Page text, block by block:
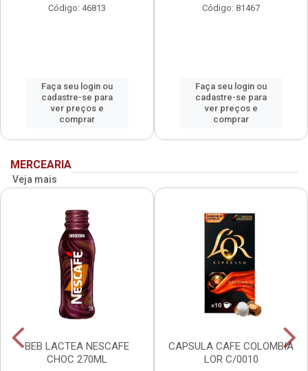
Código: 46813
Faça seu login ou
cadastre-se para
ver preços e
comprar
Código: 81467
Faça seu login ou
cadastre-se para
ver preços e
comprar
MERCEARIA
Veja mais
BEB LACTEA NESCAFE
CHOC 270ML
CAPSULA CAFE COLOMBIA
LOR C/0010